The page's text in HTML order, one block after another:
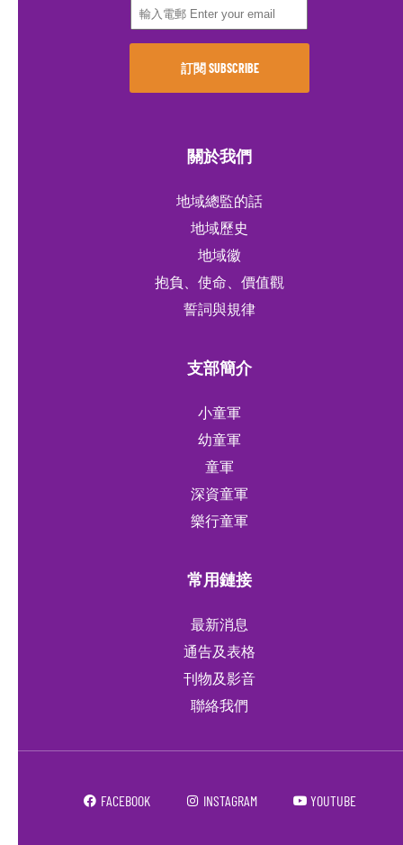
關於我們
地域總監的話
地域歷史
地域徽
抱負、使命、價值觀
誓詞與規律
支部簡介
小童軍
幼童軍
童軍
深資童軍
樂行童軍
常用鏈接
最新消息
通告及表格
刊物及影音
聯絡我們
FACEBOOK INSTAGRAM YOUTUBE